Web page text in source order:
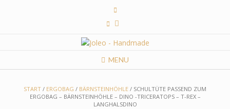
MENU
START / ERGOBAG / BÄRNSTEINHÖHLE / SCHULTÜTE PASSEND ZUM
ERGOBAG – BÄRNSTEINHÖHLE – DINO -TRICERATOPS – T-REX –
LANGHALSDINO